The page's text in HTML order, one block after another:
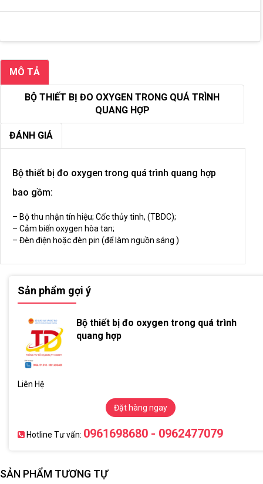
MÔ TẢ
BỘ THIẾT BỊ ĐO OXYGEN TRONG QUÁ TRÌNH
QUANG HỢP
ĐÁNH GIÁ
Bộ thiết bị đo oxygen trong quá trình quang hợp
bao gồm:
– Bộ thu nhận tín hiệu; Cốc thủy tinh, (TBDC);
– Cảm biến oxygen hòa tan;
– Đèn điện hoặc đèn pin (để làm nguồn sáng )
Sản phẩm gợi ý
Bộ thiết bị đo oxygen trong quá trình
quang hợp
Liên Hệ
Đặt hàng ngay
Hotline Tư vấn: 0961698680 - 0962477079
SẢN PHẨM TƯƠNG TỰ